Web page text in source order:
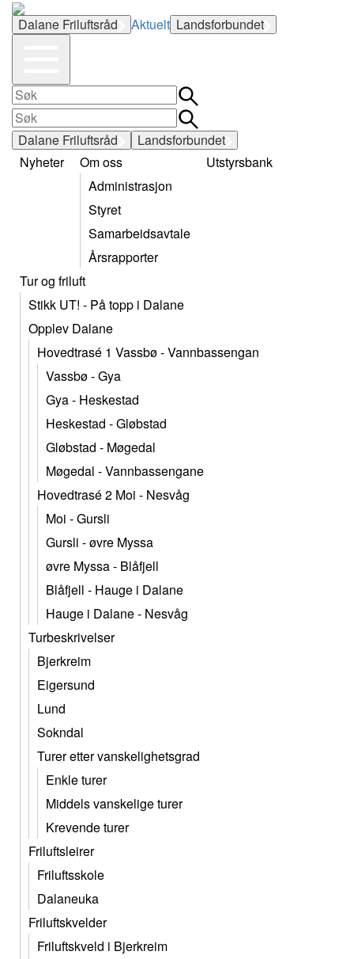
Dalane Friluftsråd Aktuelt Landsforbundet
Dalane Friluftsråd
Landsforbundet
Nyheter
Om oss
Administrasjon
Styret
Samarbeidsavtale
Årsrapporter
Utstyrsbank
Tur og friluft
Stikk UT! - På topp i Dalane
Opplev Dalane
Hovedtrasé 1 Vassbø - Vannbassengan
Vassbø - Gya
Gya - Heskestad
Heskestad - Gløbstad
Gløbstad - Møgedal
Møgedal - Vannbassengane
Hovedtrasé 2 Moi - Nesvåg
Moi - Gursli
Gursli - øvre Myssa
øvre Myssa - Blåfjell
Blåfjell - Hauge i Dalane
Hauge i Dalane - Nesvåg
Turbeskrivelser
Bjerkreim
Eigersund
Lund
Sokndal
Turer etter vanskelighetsgrad
Enkle turer
Middels vanskelige turer
Krevende turer
Friluftsleirer
Friluftsskole
Dalaneuka
Friluftskvelder
Friluftskveld i Bjerkreim